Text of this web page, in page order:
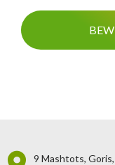
9 Mashtots,